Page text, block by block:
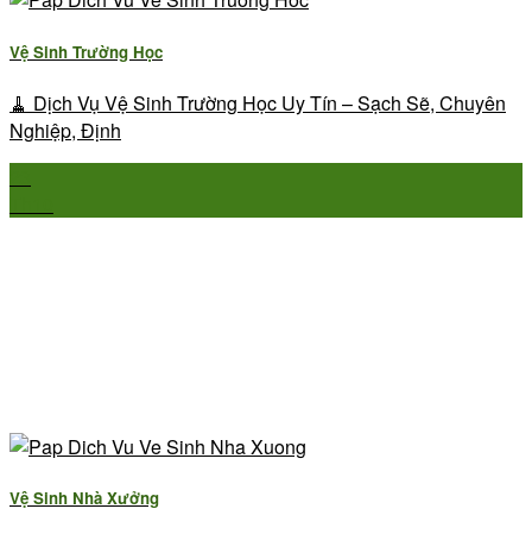
Vệ Sinh Trường Học
🧹 Dịch Vụ Vệ Sinh Trường Học Uy Tín – Sạch Sẽ, Chuyên
Nghiệp, Định
Vệ Sinh Nhà Xưởng